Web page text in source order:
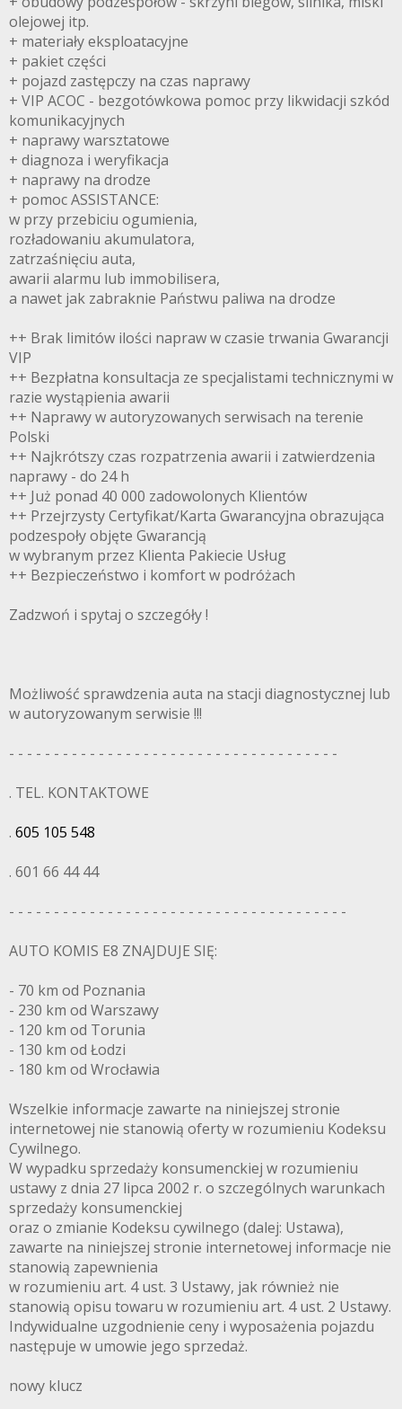
olejowej itp.
+ materiały eksploatacyjne
+ pakiet części
+ pojazd zastępczy na czas naprawy
+ VIP ACOC - bezgotówkowa pomoc przy likwidacji szkód
komunikacyjnych
+ naprawy warsztatowe
+ diagnoza i weryfikacja
+ naprawy na drodze
+ pomoc ASSISTANCE:
w przy przebiciu ogumienia,
rozładowaniu akumulatora,
zatrzaśnięciu auta,
awarii alarmu lub immobilisera,
a nawet jak zabraknie Państwu paliwa na drodze
++ Brak limitów ilości napraw w czasie trwania Gwarancji
VIP
++ Bezpłatna konsultacja ze specjalistami technicznymi w
razie wystąpienia awarii
++ Naprawy w autoryzowanych serwisach na terenie
Polski
++ Najkrótszy czas rozpatrzenia awarii i zatwierdzenia
naprawy - do 24 h
++ Już ponad 40 000 zadowolonych Klientów
++ Przejrzysty Certyfikat/Karta Gwarancyjna obrazująca
podzespoły objęte Gwarancją
w wybranym przez Klienta Pakiecie Usług
++ Bezpieczeństwo i komfort w podróżach
Zadzwoń i spytaj o szczegóły !
Możliwość sprawdzenia auta na stacji diagnostycznej lub
w autoryzowanym serwisie !!!
- - - - - - - - - - - - - - - - - - - - - - - - - - - - - - - - - - - - -
. TEL. KONTAKTOWE
. 605 105 548
. 601 66 44 44
- - - - - - - - - - - - - - - - - - - - - - - - - - - - - - - - - - - - - -
AUTO KOMIS E8 ZNAJDUJE SIĘ:
- 70 km od Poznania
- 230 km od Warszawy
- 120 km od Torunia
- 130 km od Łodzi
- 180 km od Wrocławia
Wszelkie informacje zawarte na niniejszej stronie
internetowej nie stanowią oferty w rozumieniu Kodeksu
Cywilnego.
W wypadku sprzedaży konsumenckiej w rozumieniu
ustawy z dnia 27 lipca 2002 r. o szczególnych warunkach
sprzedaży konsumenckiej
oraz o zmianie Kodeksu cywilnego (dalej: Ustawa),
zawarte na niniejszej stronie internetowej informacje nie
stanowią zapewnienia
w rozumieniu art. 4 ust. 3 Ustawy, jak również nie
stanowią opisu towaru w rozumieniu art. 4 ust. 2 Ustawy.
Indywidualne uzgodnienie ceny i wyposażenia pojazdu
następuje w umowie jego sprzedaż.
nowy klucz